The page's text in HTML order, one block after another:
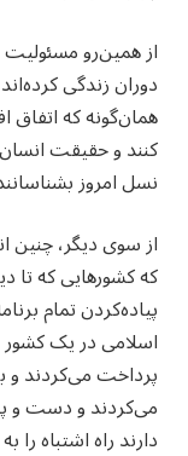
از همین‌رو
دوران زندگی
همان‌گونه که اتفاق
کنند و حقیقت
نسل امروز
از سوی دیگر،
که کشورهایی که تا
پیاده‌کردن تمام
اسلامی در یک کشور
پرداخت می‌کردند و
می‌کردند و دست و
دارند راه اشتباه